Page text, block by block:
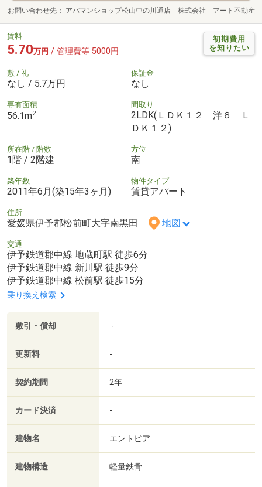
お問い合わせ先 アパマンショップ松山中の川通店 株式会社 アート不動産
初期費用
を知りたい
賃料
5.70万円 / 管理費等 5000円
敷 / 礼
なし / 5.7万円
保証金
なし
専有面積
56.1m2
間取り
2LDK(ＬＤＫ１２ 洋６ Ｌ
ＤＫ１２)
所在階 / 階数
1階 / 2階建
方位
南
築年数
2011年6月(築15年3ヶ月)
物件タイプ
賃貸アパート
住所
愛媛県伊予郡松前町大字南黒田 地図
交通
伊予鉄道郡中線 地蔵町駅 徒歩6分
伊予鉄道郡中線 新川駅 徒歩9分
伊予鉄道郡中線 松前駅 徒歩15分
乗り換え検索
敷引・償却 -
更新料 -
契約期間 2年
カード決済 -
建物名 エントピア
建物構造 軽量鉄骨